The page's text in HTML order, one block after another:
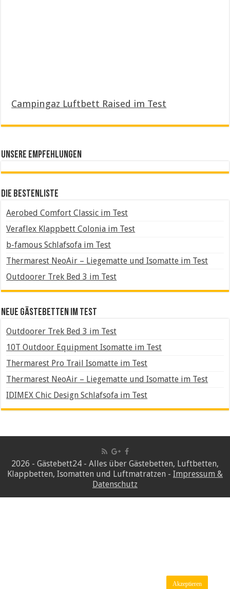
Campingaz Luftbett Raised im Test
Unsere Empfehlungen
Die Bestenliste
Aerobed Comfort Classic im Test
Veraflex Klappbett Colonia im Test
b-famous Schlafsofa im Test
Thermarest NeoAir – Liegematte und Isomatte im Test
Outdoorer Trek Bed 3 im Test
Neue Gästebetten im Test
Outdoorer Trek Bed 3 im Test
10T Outdoor Equipment Isomatte im Test
Thermarest Pro Trail Isomatte im Test
Thermarest NeoAir – Liegematte und Isomatte im Test
IDIMEX Chic Design Schlafsofa im Test
2026 - Gästebett24 - Alles über Gästebetten, Luftbetten,
Klappbetten, Isomatten und Luftmatratzen - Impressum &
Datenschutz
Akzeptieren